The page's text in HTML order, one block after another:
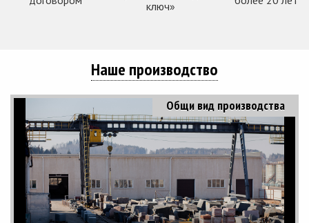
ключ»
Наше производство
Общи вид производства